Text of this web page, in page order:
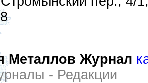
Металлов Журнал
- Редакции